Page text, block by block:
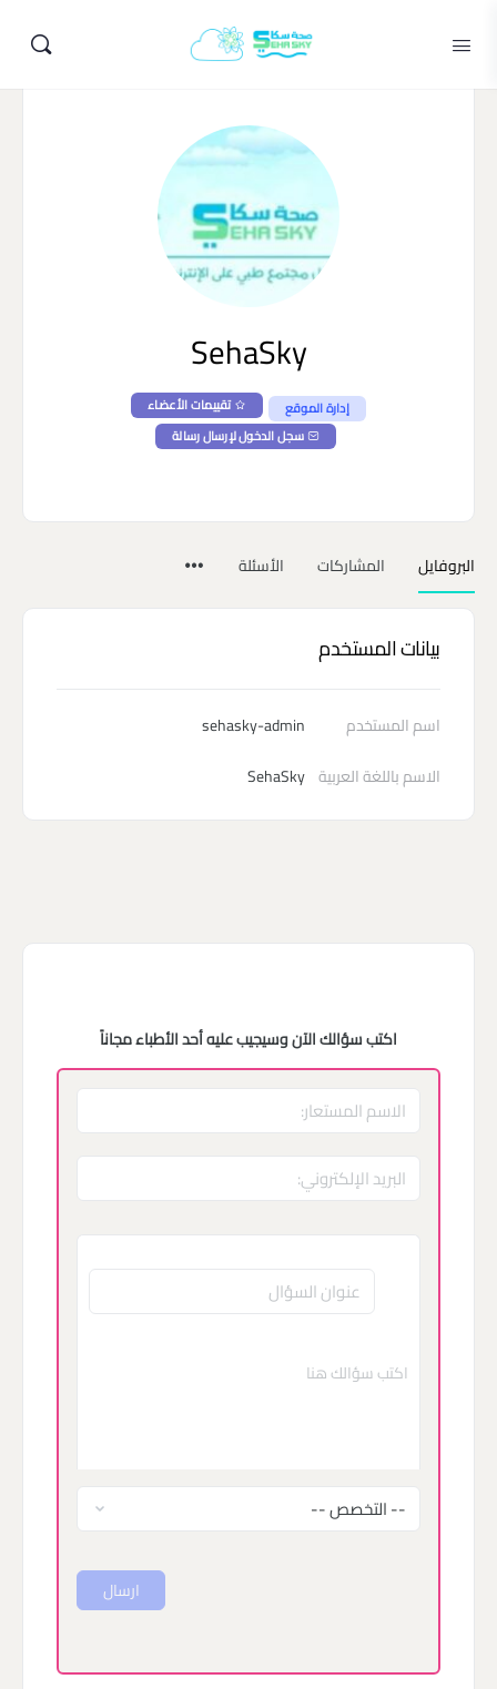
SehaSky
إدارة الموقع
تقييمات الأعضاء
سجل الدخول لإرسال رسالة
البروفايل المشاركات الأسئلة
بيانات المستخدم
اسم المستخدم
sehasky-admin
الاسم باللغة العربية SehaSky
اكتب سؤالك الآن وسيجيب عليه أحد الأطباء مجاناً
ارسال